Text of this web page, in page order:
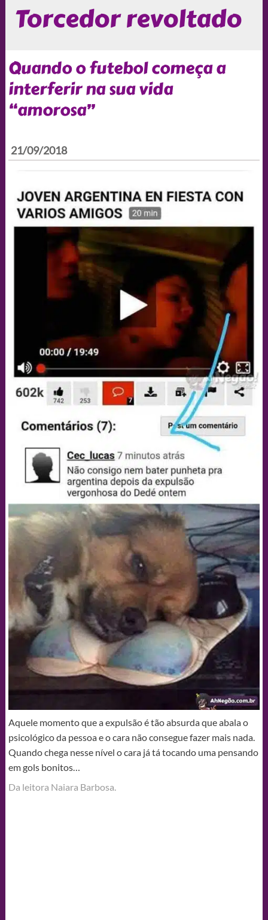
Torcedor revoltado
Quando o futebol começa a
interferir na sua vida
“amorosa”
21/09/2018
Aquele momento que a expulsão é tão absurda que abala o
psicológico da pessoa e o cara não consegue fazer mais nada.
Quando chega nesse nível o cara já tá tocando uma pensando
em gols bonitos…
Da leitora Naiara Barbosa.